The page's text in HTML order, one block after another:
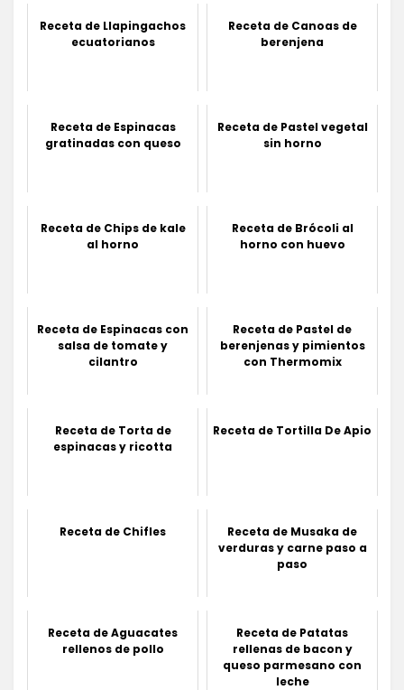
Receta de Llapingachos
ecuatorianos
Receta de Canoas de
berenjena
Receta de Espinacas
gratinadas con queso
Receta de Pastel vegetal
sin horno
Receta de Chips de kale
al horno
Receta de Brócoli al
horno con huevo
Receta de Espinacas con
salsa de tomate y
cilantro
Receta de Pastel de
berenjenas y pimientos
con Thermomix
Receta de Torta de
espinacas y ricotta
Receta de Tortilla De Apio
Receta de Chifles
Receta de Musaka de
verduras y carne paso a
paso
Receta de Aguacates
rellenos de pollo
Receta de Patatas
rellenas de bacon y
queso parmesano con
leche